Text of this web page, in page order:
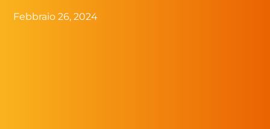
Febbraio 26, 2024